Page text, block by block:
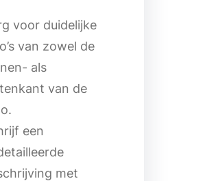
voor duidelijke
van zowel de
als
van de
een
met